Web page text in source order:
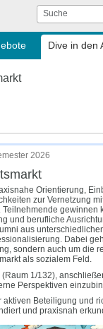
Suche
Dive in den
2026
Orientierung,
zur Vernetzung
gewinnen
und berufliche
aus
Dabei
sondern auch um die
als sozialem Feld.
1/132),
Perspektiven
aktiven Beteiligung und
und praxisnah